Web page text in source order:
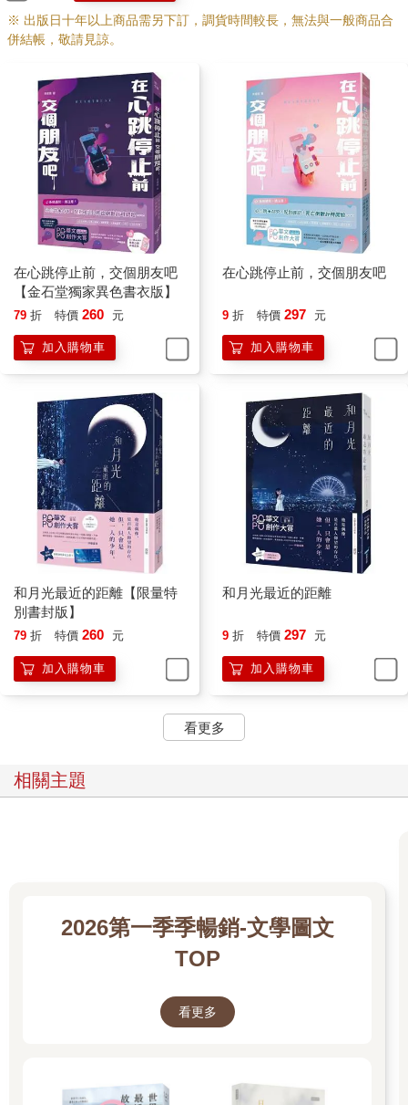
還不成氣候，卻很難拔除，革新會比教團聰明太多，遲早有天會
引發第二次內戰。」
「我們是為了自由，為了和平。」
「喔？真的嗎？」余左思稍稍揚起唇角，「如果是我，早幾年前
就該開始對付革新會，可惜那些事已經與我無關了。」
四年前，身為政府軍不敗傳說的余左思辭去所有實質職務，卸下
軍袍，淡出鬥爭的圈子，轉而任職這所深山監獄的典獄長。
大家都說余左思不行了，掌管政局的還得是舊軍閥總統段有平。
對此齊故淵曾半信半疑，畢竟余左思退出政壇前沒有絲毫頹勢，
反而如日中天，首府上下誰敢不聽她的話？連段有平做事都得看
她臉色。
現在看來，那根本就是道聽途說，這樣的氣場、這樣的一個人，
怎麼可能會因為被鬥垮而落荒而逃？
齊故淵嚥了下口水，「余上將真的是被總統鬥垮才來這的？」
「敢問我這個問題的人不少，但答案早就在你們心裡了。」余左
思瞇起雙眼，以指節摩娑下唇，忽然勾起一抹笑，「試圖激怒
提。」
她不帶表情迎上余左思視線，「什麼偽裝──」
「妳加入革新會五年，我一直沒聽過妳的名字，妳卻在這一年內
突然變高調，甚至加入前線行動。直到犯了錯，誤傷平民，又突
然消聲匿跡。」
一陣寒意沿著脊椎爬上後腦，緊緊攫住齊故淵後頸。
余左思說得完全正確，然而她不該知道這些細節，頂多只能看到
自己在行動中冒出頭，又突然消失蹤影……還是說她只靠這點線
索就能猜透自己，怎麼可能？
「沉寂了一個月後，妳帶領一小票反抗軍試圖占領教團棄守的小
基地，這場糟糕的行動直接導致妳出現在這。
「那個小地方可沒有讓人冒險的價值，妳之所以會去搶占那，是
因為妳知道，軍方的人已經準備好接手。在這種情況下出手的唯
一下場，只有成為階下囚。被抓之後妳又承認了更多罪名，一項
一項，讓妳的刑期愈來愈重，最後被分配到最高等級監獄。
想進來，更以為自己還出得去。
「妳，想從我這裡拿走什麼？」余左思微笑著，唇齒輕輕開闔。
她被這個初次見面的人看透了，從裡到外，每條經脈與思路都在
同於默認，而只要承認了自己有所圖，余左思便有充分的理由扣
下板機。
具有影響力的人。這就是妳不曾輸過的原因，但我沒有卷宗、沒
說出口的瞬間，齊故淵又想到那張陽光般和煦的臉龐，如果讓陳
柔對付她的話，一定也會像余左思殲滅教團一樣容易。只要那個
叛徒出賣自己，她將死無葬身之地。
不安，讓余左思只在她眼中看見堅定。
余左思深沉的臉孔笑意更濃，「現在的小朋友，真是愈來愈厲害
※ 出版日十年以上商品需另下訂，調貨時間較長，無法與一般商品合
併結帳，敬請見諒。
在心跳停止前，交個朋友吧
【金石堂獨家異色書衣版】
79 折 特價 260 元
加入購物車
在心跳停止前，交個朋友吧
9 折 特價 297 元
加入購物車
和月光最近的距離【限量特
別書封版】
79 折 特價 260 元
加入購物車
和月光最近的距離
9 折 特價 297 元
加入購物車
看更多
相關主題
2026第一季季暢銷-文學圖文
TOP
看更多